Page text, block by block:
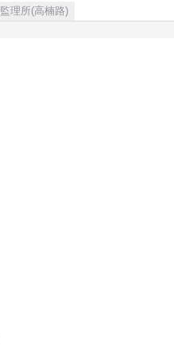
監理所(高楠路)